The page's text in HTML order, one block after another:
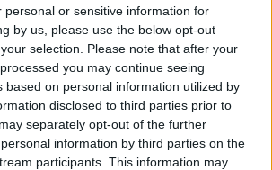
personal or sensitive information for
by us, please use the below opt-out
selection. Please note that after your
you may continue seeing
based on personal information utilized by
disclosed to third parties prior to
separately opt-out of the further
information by third parties on the
participants. This information may